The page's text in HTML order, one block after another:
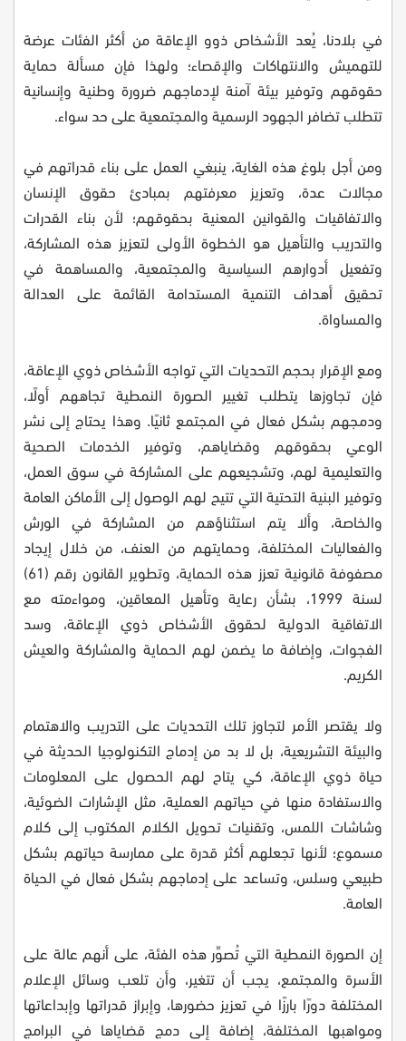
في بلادنا، يُعد الأشخاص ذوو الإعاقة من أكثر الفئات عرضة
للتهميش والانتهاكات والإقصاء؛ ولهذا فإن مسألة حماية
حقوقهم وتوفير بيئة آمنة لإدماجهم ضرورة وطنية وإنسانية
تتطلب تضافر الجهود الرسمية والمجتمعية على حد سواء.
ومن أجل بلوغ هذه الغاية، ينبغي العمل على بناء قدراتهم في
مجالات عدة، وتعزيز معرفتهم بمبادئ حقوق الإنسان
والاتفاقيات والقوانين المعنية بحقوقهم؛ لأن بناء القدرات
والتدريب والتأهيل هو الخطوة الأولى لتعزيز هذه المشاركة،
وتفعيل أدوارهم السياسية والمجتمعية، والمساهمة في
تحقيق أهداف التنمية المستدامة القائمة على العدالة
والمساواة.
ومع الإقرار بحجم التحديات التي تواجه الأشخاص ذوي الإعاقة،
فإن تجاوزها يتطلب تغيير الصورة النمطية تجاههم أولًا،
ودمجهم بشكل فعال في المجتمع ثانيًا. وهذا يحتاج إلى نشر
الوعي بحقوقهم وقضاياهم، وتوفير الخدمات الصحية
والتعليمية لهم، وتشجيعهم على المشاركة في سوق العمل،
وتوفير البنية التحتية التي تتيح لهم الوصول إلى الأماكن العامة
والخاصة، وألا يتم استثناؤهم من المشاركة في الورش
والفعاليات المختلفة، وحمايتهم من العنف، من خلال إيجاد
مصفوفة قانونية تعزز هذه الحماية، وتطوير القانون رقم (61)
لسنة 1999، بشأن رعاية وتأهيل المعاقين، ومواءمته مع
الاتفاقية الدولية لحقوق الأشخاص ذوي الإعاقة، وسد
الفجوات، وإضافة ما يضمن لهم الحماية والمشاركة والعيش
الكريم.
ولا يقتصر الأمر لتجاوز تلك التحديات على التدريب والاهتمام
والبيئة التشريعية، بل لا بد من إدماج التكنولوجيا الحديثة في
حياة ذوي الإعاقة، كي يتاح لهم الحصول على المعلومات
والاستفادة منها في حياتهم العملية، مثل الإشارات الضوئية،
وشاشات اللمس، وتقنيات تحويل الكلام المكتوب إلى كلام
مسموع؛ لأنها تجعلهم أكثر قدرة على ممارسة حياتهم بشكل
طبيعي وسلس، وتساعد على إدماجهم بشكل فعال في الحياة
العامة.
إن الصورة النمطية التي تُصوِّر هذه الفئة، على أنهم عالة على
الأسرة والمجتمع، يجب أن تتغير، وأن تلعب وسائل الإعلام
المختلفة دورًا بارزًا في تعزيز حضورها، وإبراز قدراتها وإبداعاتها
ومواهبها المختلفة، إضافة إلى دمج قضاياها في البرامج